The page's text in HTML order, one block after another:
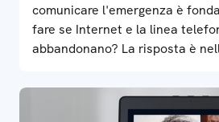
comunicare l'emergenza è
fare se Internet e la linea
abbandonano? La risposta è